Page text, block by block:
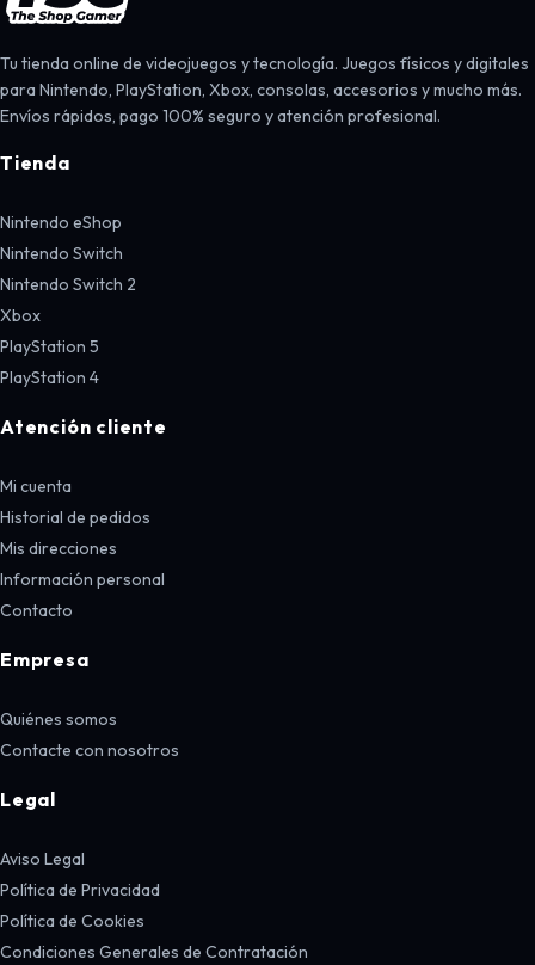
Tu tienda online de videojuegos y tecnología. Juegos físicos y digitales
para Nintendo, PlayStation, Xbox, consolas, accesorios y mucho más.
Envíos rápidos, pago 100% seguro y atención profesional.
Tienda
Nintendo eShop
Nintendo Switch
Nintendo Switch 2
Xbox
PlayStation 5
PlayStation 4
Atención cliente
Mi cuenta
Historial de pedidos
Mis direcciones
Información personal
Contacto
Empresa
Quiénes somos
Contacte con nosotros
Legal
Aviso Legal
Política de Privacidad
Política de Cookies
Condiciones Generales de Contratación